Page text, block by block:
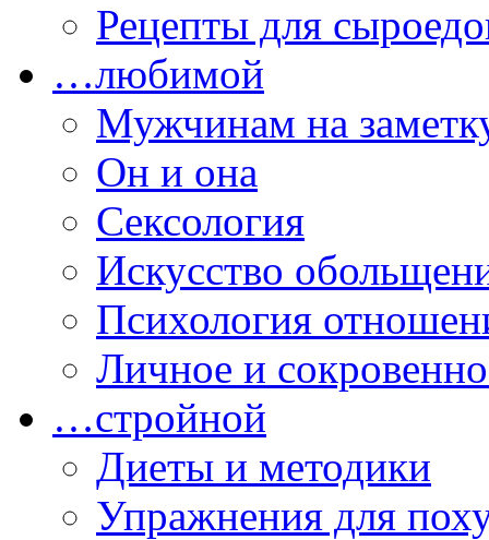
Рецепты для
…любимой
Мужчинам на
Он и она
Сексология
Искусство
Психология
Личное и
…стройной
Диеты и методики
Упражнения для